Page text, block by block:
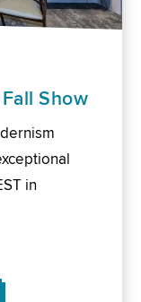
Show
in